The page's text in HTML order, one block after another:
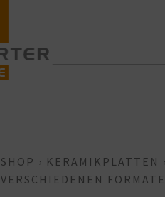
SHOP › KERAMIKPLATTEN ›
VERSCHIEDENEN